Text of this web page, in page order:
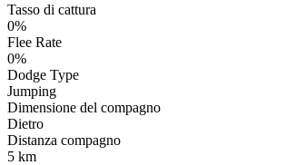
Tasso di cattura
0%
Flee Rate
0%
Dodge Type
Jumping
Dimensione del compagno
Dietro
Distanza compagno
5 km